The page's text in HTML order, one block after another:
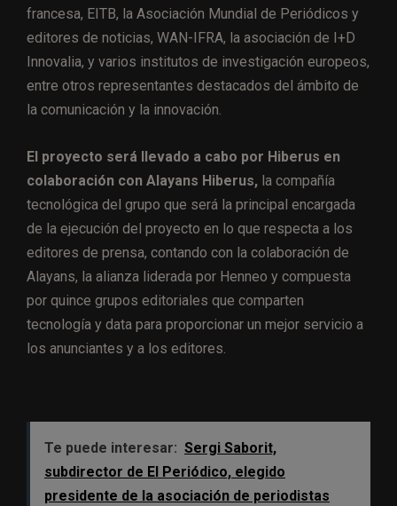
francesa, EITB, la Asociación Mundial de Periódicos y
editores de noticias, WAN-IFRA, la asociación de I+D
Innovalia, y varios institutos de investigación europeos,
entre otros representantes destacados del ámbito de
la comunicación y la innovación.
El proyecto será llevado a cabo por Hiberus en
colaboración con Alayans Hiberus, la compañía
tecnológica del grupo que será la principal encargada
de la ejecución del proyecto en lo que respecta a los
editores de prensa, contando con la colaboración de
Alayans, la alianza liderada por Henneo y compuesta
por quince grupos editoriales que comparten
tecnología y data para proporcionar un mejor servicio a
los anunciantes y a los editores.
Te puede interesar: Sergi Saborit,
subdirector de El Periódico, elegido
presidente de la asociación de periodistas